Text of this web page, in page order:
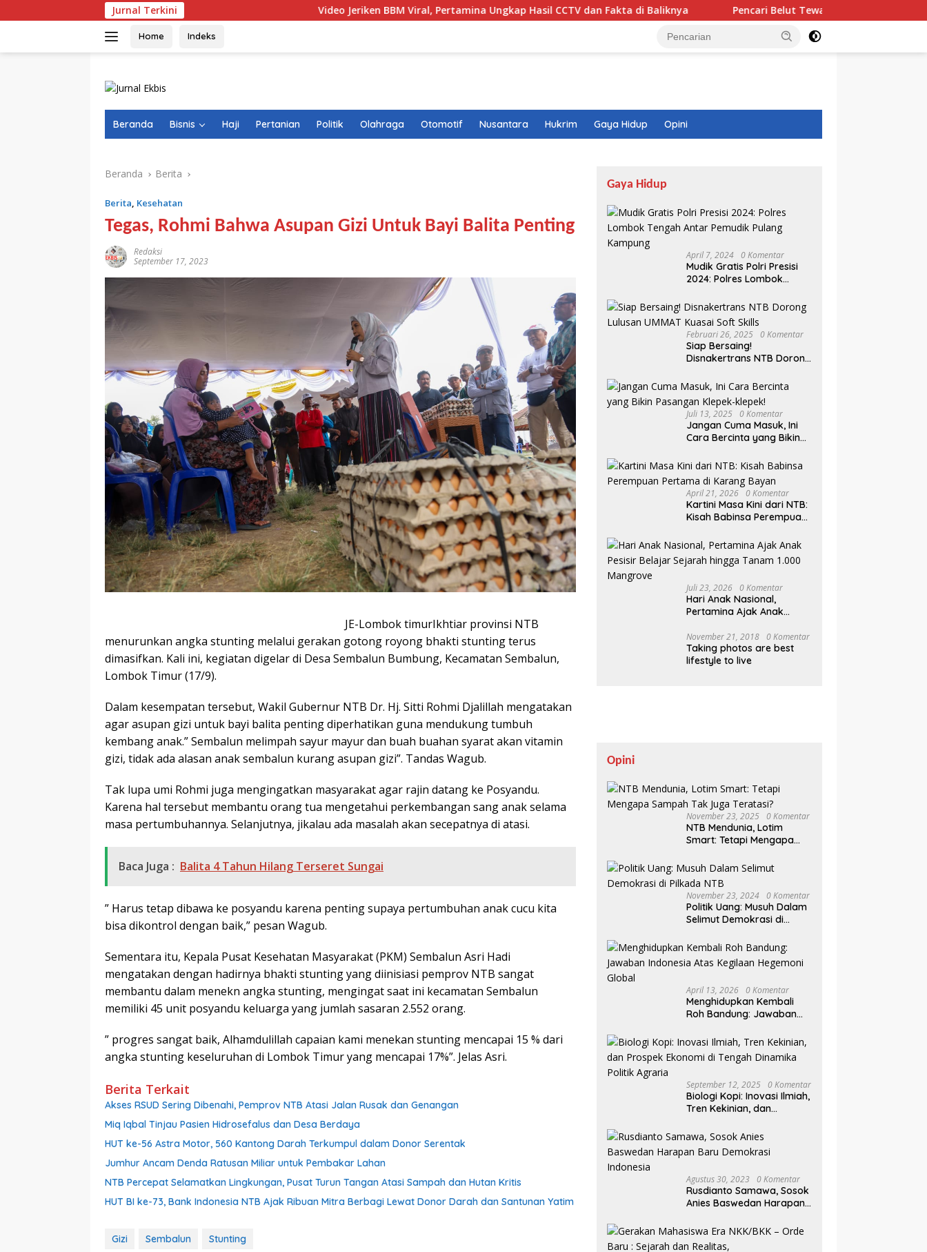
ke
Jurnal Terkini Video Jeriken BBM Viral, Pertamina Ungkap Hasil CCTV dan Fakta di Baliknya Pencari Belut Tewas di Pinggir Sungai, Masih
Home Indeks
Beranda Bisnis Haji Pertanian Politik Olahraga Otomotif Nusantara Hukrim Gaya Hidup Opini
Beranda Berita
Berita, Kesehatan
Tegas, Rohmi Bahwa Asupan Gizi Untuk Bayi Balita Penting
Redaksi
September 17, 2023
JE-Lombok timurIkhtiar provinsi NTB
menurunkan angka stunting melalui gerakan gotong royong bhakti stunting terus
dimasifkan. Kali ini, kegiatan digelar di Desa Sembalun Bumbung, Kecamatan Sembalun,
Lombok Timur (17/9).
Dalam kesempatan tersebut, Wakil Gubernur NTB Dr. Hj. Sitti Rohmi Djalillah mengatakan
agar asupan gizi untuk bayi balita penting diperhatikan guna mendukung tumbuh
kembang anak.” Sembalun melimpah sayur mayur dan buah buahan syarat akan vitamin
gizi, tidak ada alasan anak sembalun kurang asupan gizi”. Tandas Wagub.
Tak lupa umi Rohmi juga mengingatkan masyarakat agar rajin datang ke Posyandu.
Karena hal tersebut membantu orang tua mengetahui perkembangan sang anak selama
masa pertumbuhannya. Selanjutnya, jikalau ada masalah akan secepatnya di atasi.
Baca Juga : Balita 4 Tahun Hilang Terseret Sungai
” Harus tetap dibawa ke posyandu karena penting supaya pertumbuhan anak cucu kita
bisa dikontrol dengan baik,” pesan Wagub.
Sementara itu, Kepala Pusat Kesehatan Masyarakat (PKM) Sembalun Asri Hadi
mengatakan dengan hadirnya bhakti stunting yang diinisiasi pemprov NTB sangat
membantu dalam menekn angka stunting, mengingat saat ini kecamatan Sembalun
memiliki 45 unit posyandu keluarga yang jumlah sasaran 2.552 orang.
” progres sangat baik, Alhamdulillah capaian kami menekan stunting mencapai 15 % dari
angka stunting keseluruhan di Lombok Timur yang mencapai 17%”. Jelas Asri.
Berita Terkait
Akses RSUD Sering Dibenahi, Pemprov NTB Atasi Jalan Rusak dan Genangan
Miq Iqbal Tinjau Pasien Hidrosefalus dan Desa Berdaya
HUT ke-56 Astra Motor, 560 Kantong Darah Terkumpul dalam Donor Serentak
Jumhur Ancam Denda Ratusan Miliar untuk Pembakar Lahan
NTB Percepat Selamatkan Lingkungan, Pusat Turun Tangan Atasi Sampah dan Hutan Kritis
HUT BI ke-73, Bank Indonesia NTB Ajak Ribuan Mitra Berbagi Lewat Donor Darah dan Santunan Yatim
Gizi Sembalun Stunting
Gaya Hidup
April 7, 2024 0 Komentar
Mudik Gratis Polri Presisi
2024: Polres Lombok
Pulang Kampung
Februari 26, 2025 0 Komentar
Siap Bersaing!
Disnakertrans NTB Dorong
Soft Skills
Juli 13, 2025 0 Komentar
Jangan Cuma Masuk, Ini
Cara Bercinta yang Bikin
April 21, 2026 0 Komentar
Kartini Masa Kini dari NTB:
Kisah Babinsa Perempuan
Juli 23, 2026 0 Komentar
Hari Anak Nasional,
Pertamina Ajak Anak
hingga Tanam 1.000
Mangrove
November 21, 2018 0 Komentar
Taking photos are best
lifestyle to live
Opini
November 23, 2025 0 Komentar
NTB Mendunia, Lotim
Smart: Tetapi Mengapa
Teratasi?
November 23, 2024 0 Komentar
Politik Uang: Musuh Dalam
Selimut Demokrasi di
April 13, 2026 0 Komentar
Menghidupkan Kembali
Roh Bandung: Jawaban
Hegemoni Global
September 12, 2025 0 Komentar
Biologi Kopi: Inovasi Ilmiah,
Tren Kekinian, dan
Tengah Dinamika Politik
Agraria
Agustus 30, 2023 0 Komentar
Rusdianto Samawa, Sosok
Anies Baswedan Harapan